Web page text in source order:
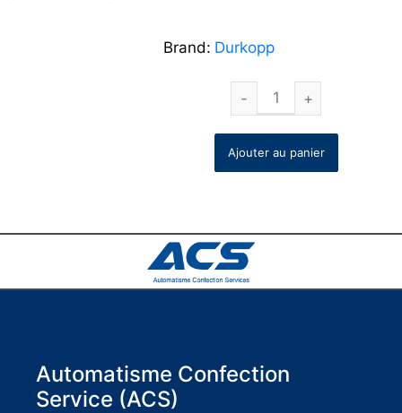
Brand: Durkopp
Ajouter au panier
Automatisme Confection
Service (ACS)